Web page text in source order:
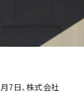
月7日、株式会社